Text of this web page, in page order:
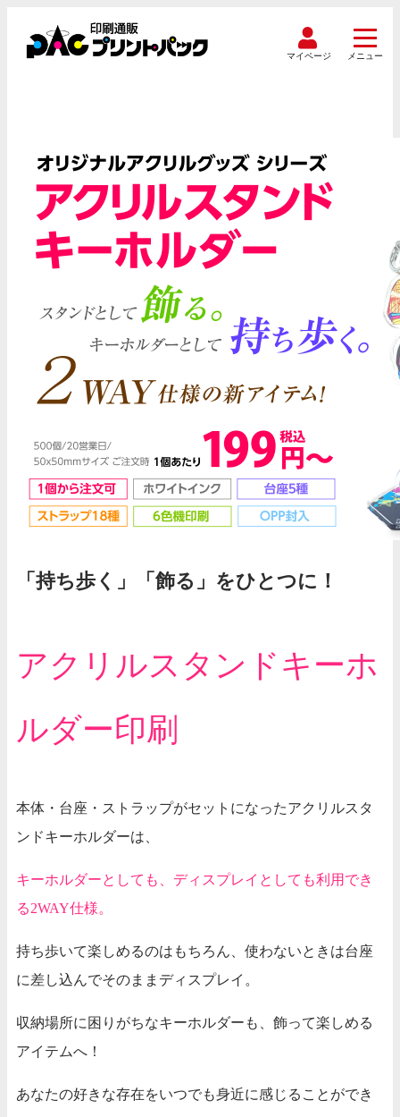
マイページ メニュー
「持ち歩く」「飾る」をひとつに！
アクリルスタンドキーホ
ルダー印刷
本体・台座・ストラップがセットになったアクリルスタ
ンドキーホルダーは、
キーホルダーとしても、ディスプレイとしても利用でき
る2WAY仕様。
持ち歩いて楽しめるのはもちろん、使わないときは台座
に差し込んでそのままディスプレイ。
収納場所に困りがちなキーホルダーも、飾って楽しめる
アイテムへ！
あなたの好きな存在をいつでも身近に感じることができ